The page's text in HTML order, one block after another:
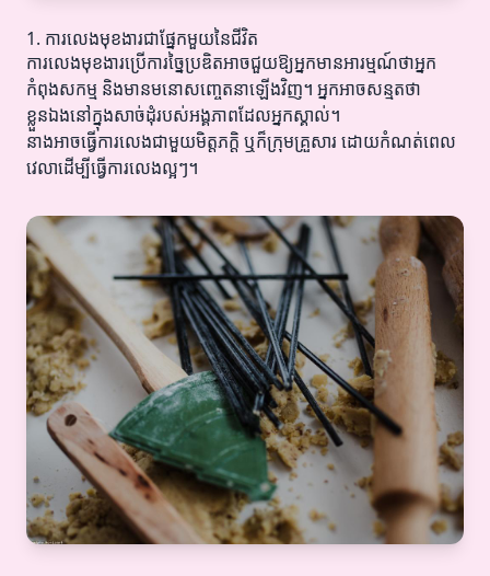
1. ការលេងមុខងារជាផ្នែកមួយនៃជីវិត
ការលេងមុខងារប្រើការច្នៃប្រឌិតអាចជួយឱ្យអ្នកមានអារម្មណ៍ថាអ្នក
កំពុងសកម្ម និងមានមនោសញ្ចេតនាឡើងវិញ។ អ្នកអាចសន្មតថា
ខ្លួនឯងនៅក្នុងសាច់ដុំរបស់អង្គភាពដែលអ្នកស្គាល់។
នាងអាចធ្វើការលេងជាមួយមិត្តភក្តិ ឬក៏ក្រុមគ្រួសារ ដោយកំណត់ពេល
វេលាដើម្បីធ្វើការលេងល្អៗ។